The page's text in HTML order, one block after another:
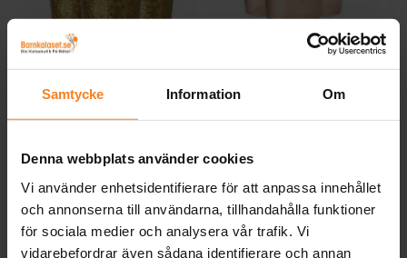
Samtycke Information Om
Denna webbplats använder cookies
Vi använder enhetsidentifierare för att anpassa innehållet
och annonserna till användarna, tillhandahålla funktioner
för sociala medier och analysera vår trafik. Vi
vidarebefordrar även sådana identifierare och annan
Holografisk Guld -
Pappmuggar 10-pack
Pris:49,00 kr
49,00 kr
KÖP
Rose Gold Folierade
Pappmuggar 6-pack
Pris:25,00 kr
25,00 kr
Andra köpte även